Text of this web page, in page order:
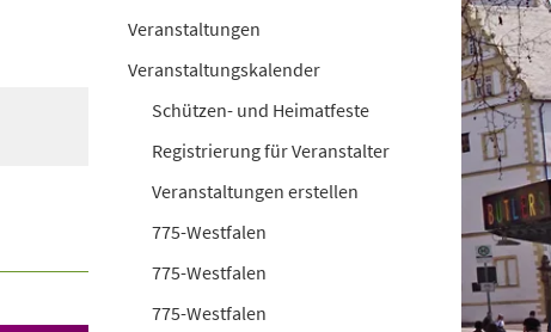
Veranstaltungen
Veranstaltungskalender
Schützen- und Heimatfeste
Registrierung für Veranstalter
Veranstaltungen erstellen
775-Westfalen
775-Westfalen
775-Westfalen